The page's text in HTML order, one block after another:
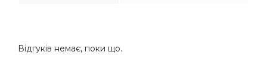
Відгуків немає, поки що.